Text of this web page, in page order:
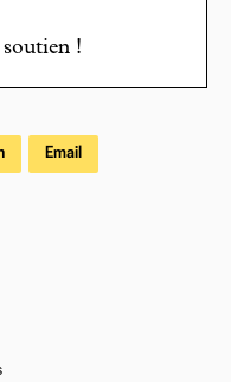
!
Email